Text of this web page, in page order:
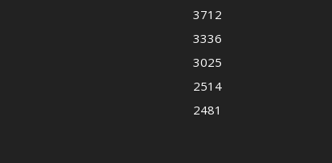
3712
3336
3025
2514
2481